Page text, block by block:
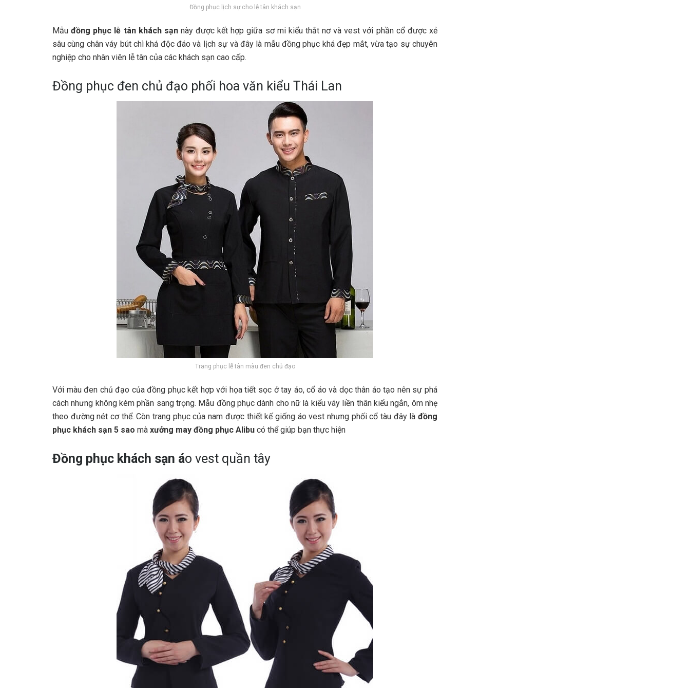
Đồng phục lịch sự cho lễ tân khách sạn
Mẫuđồng phục lễ tân khách sạnnày được kết hợp giữa sơ mi kiểu thắt nơ và vest với phần cổ được xẻ
sâu cùng chân váy bút chì khá độc đáo và lịch sự và đây là mẫu đồng phục khá đẹp mắt, vừa tạo sự chuyên
nghiệp cho nhân viên lễ tân của các khách sạn cao cấp.
Đồng phục đen chủ đạo phối hoa văn kiểu Thái Lan
Trang phục lễ tân màu đen chủ đạo
Với màu đen chủ đạo của đồng phục kết hợp với họa tiết sọc ở tay áo, cổ áo và dọc thân áo tạo nên sự phá
cách nhưng không kém phần sang trọng. Mẫu đồng phục dành cho nữ là kiểu váy liền thân kiểu ngắn, ôm nhẹ
theo đường nét cơ thể. Còn trang phục của nam được thiết kế giống áo vest nhưng phối cổ tàu đây là đồng
phục khách sạn 5 sao mà xưởng may đồng phục Alibu có thể giúp bạn thực hiện
Đồng phục khách sạn áo vest quần tây